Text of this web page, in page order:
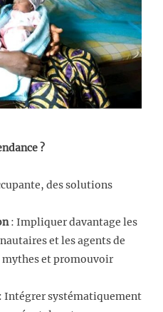
?
des solutions
: Impliquer davantage les
et les agents de
mythes et promouvoir
Intégrer systématiquement